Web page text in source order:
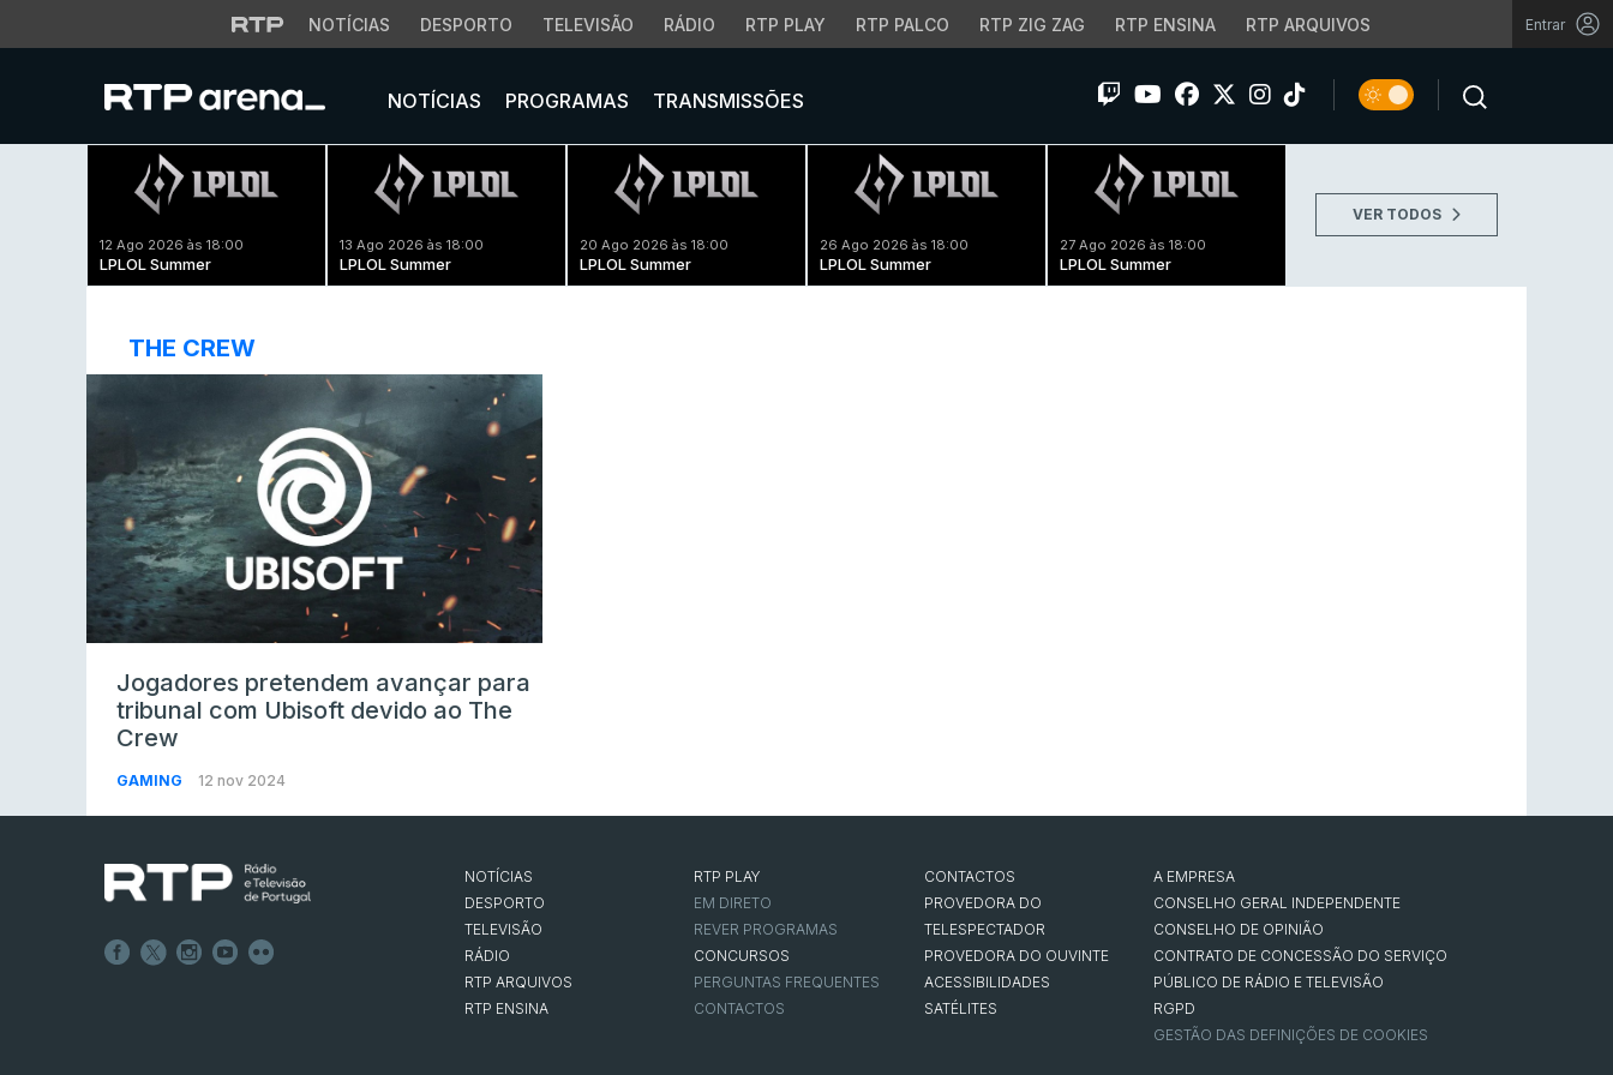
NOTÍCIAS DESPORTO TELEVISÃO RÁDIO RTP PLAY RTP PALCO RTP ZIG ZAG RTP ENSINA RTP ARQUIVOS Entrar
NOTÍCIAS PROGRAMAS TRANSMISSÕES
12 Ago 2026 às 18:00
LPLOL Summer
13 Ago 2026 às 18:00
LPLOL Summer
20 Ago 2026 às 18:00
LPLOL Summer
26 Ago 2026 às 18:00
LPLOL Summer
27 Ago 2026 às 18:00
LPLOL Summer
VER TODOS
THE CREW
Jogadores pretendem avançar para
tribunal com Ubisoft devido ao The
Crew
GAMING 12 nov 2024
NOTÍCIAS
DESPORTO
TELEVISÃO
RÁDIO
RTP ARQUIVOS
RTP ENSINA
RTP PLAY
EM DIRETO
REVER PROGRAMAS
CONCURSOS
PERGUNTAS FREQUENTES
CONTACTOS
CONTACTOS
PROVEDORA DO
TELESPECTADOR
PROVEDORA DO OUVINTE
ACESSIBILIDADES
SATÉLITES
A EMPRESA
CONSELHO GERAL INDEPENDENTE
CONSELHO DE OPINIÃO
CONTRATO DE CONCESSÃO DO SERVIÇO
PÚBLICO DE RÁDIO E TELEVISÃO
RGPD
GESTÃO DAS DEFINIÇÕES DE COOKIES